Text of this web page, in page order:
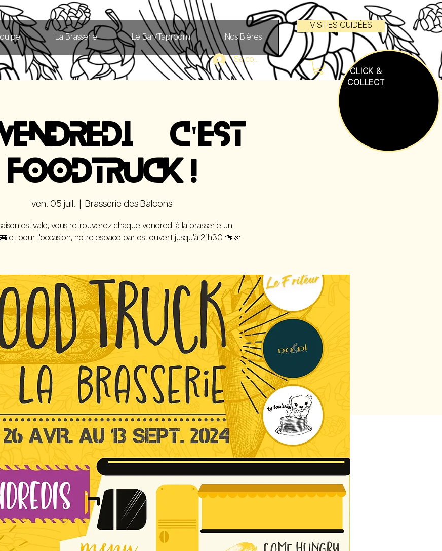
La Brasserie Le Bar/Taproom Nos Bières
Se connecter
VISITES GUIDÉES
CLICK &
COLLECT
C'EST
FOODTRUCK !
ven. 05 juil. Brasserie des Balcons
estivale, vous retrouverez chaque vendredi à la brasserie un
et pour l'occasion, notre espace bar est ouvert jusqu'à 21h30 🍻🎉